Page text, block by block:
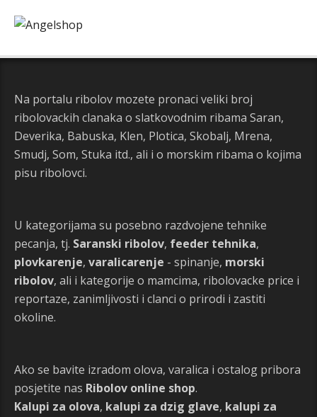
Na portalu ribolov mozete pronaci veliki broj
ribolovackih clanaka o slatkovodnim ribama Saran,
Deverika, Babuska, Klen, Plotica, Skobalj, Mrena,
Smudj, Som, Stuka itd., ali i o morskim ribama o kojima
pisu ribolovci.
U kategorijama su posebno razdvojene tehnike
pecanja, tj. Saranski ribolov, feeder tehnika,
plovkarenje, varalicarenje - spinanje, morski
ribolov, ali i kategorije o mamcima, ribolovacke price i
reportaze, zanimljivosti i clanci o prirodi i zastiti
okoline.
Ako se bavite izradom olova, varalica i ostalog pribora
posjetite nas Ribolov online shop.
Kalupi za olova, kalupi za dzig glave, kalupi za